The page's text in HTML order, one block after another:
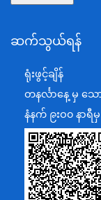
စီမံကိန်း၊ဘဏ္ဍာ
ရင်းနှီးမြှုပ်နှံ
အပြည်ပြည်ဆိုင်
ပြန်ကြားရေးဝ
သာသနာရေးနှ
စိုက်ပျိုးရေး၊မွ
ပို့ဆောင်ရေးနှ
ဆက်သွယ်ရန်
ရုံးဖွင့်ချိန်
တနင်္လာနေ့ မှ သေ
နံနက် ၉းဝ၀ နာရီ